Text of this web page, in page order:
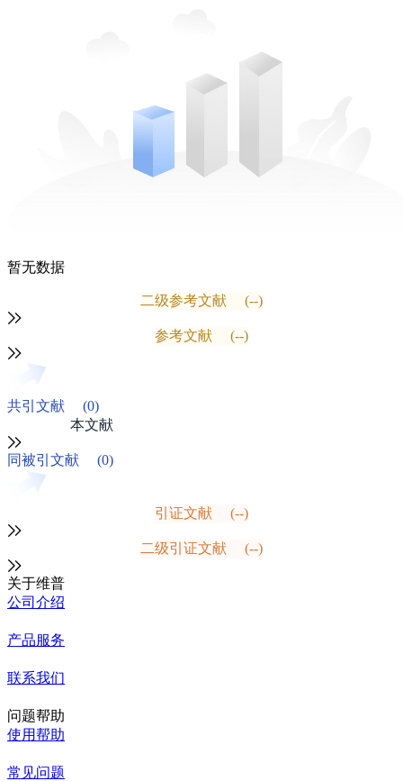
暂无数据
二级参考文献 (--)
参考文献 (--)
共引文献
(0)
本文献
同被引文献 (0)
引证文献 (--)
二级引证文献 (--)
关于维普
公司介绍
产品服务
联系我们
问题帮助
使用帮助
常见问题